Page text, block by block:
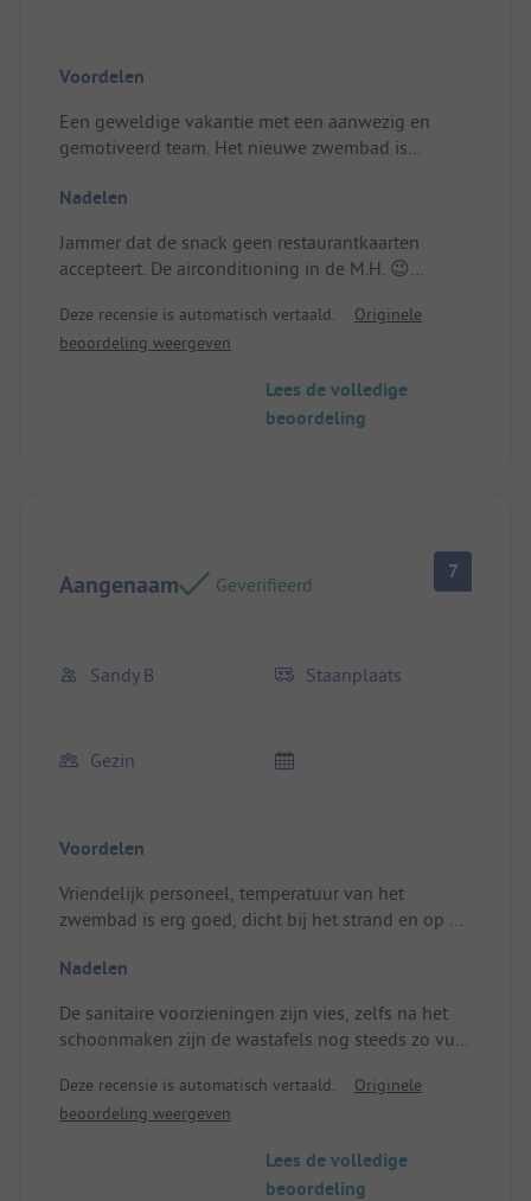
Voordelen
Een geweldige vakantie met een aanwezig en
gemotiveerd team. Het nieuwe zwembad is
Locatie/Huuraccommodatie: Het grote terras en
Nadelen
Jammer dat de snack geen restaurantkaarten
accepteert. De airconditioning in de M.H. 😉
struiken die de hagen vormen dood zijn.
Deze recensie is automatisch vertaald.
Originele
beoordeling weergeven
Lees de volledige
beoordeling
Aangenaam Geverifieerd
7
Sandy B Staanplaats
Gezin
Voordelen
Vriendelijk personeel, temperatuur van het
zwembad is erg goed, dicht bij het strand en op 2
Campingplaats/Huisvesting: Schone plek, maar te
Nadelen
De sanitaire voorzieningen zijn vies, zelfs na het
schoonmaken zijn de wastafels nog steeds zo vuil
Deze recensie is automatisch vertaald.
Originele
beoordeling weergeven
Lees de volledige
beoordeling